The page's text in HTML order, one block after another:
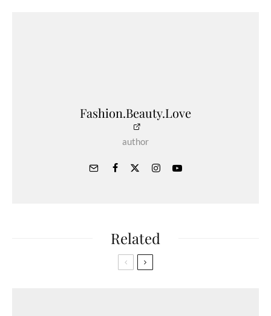
Fashion.Beauty.Love
author
Related